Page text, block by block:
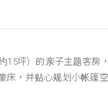
15坪）的亲子主题客房
床，并贴心规划小帐篷